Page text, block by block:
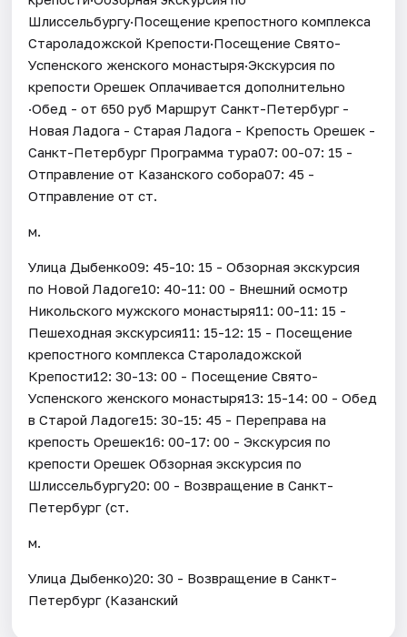
Шлиссельбургу·Посещение крепостного комплекса
Староладожской Крепости·Посещение Свято-
Успенского женского монастыря·Экскурсия по
крепости Орешек Оплачивается дополнительно
·Обед - от 650 руб Маршрут Санкт-Петербург -
Новая Ладога - Старая Ладога - Крепость Орешек -
Санкт-Петербург Программа тура07: 00-07: 15 -
Отправление от Казанского собора07: 45 -
Отправление от ст.
м.
Улица Дыбенко09: 45-10: 15 - Обзорная экскурсия
по Новой Ладоге10: 40-11: 00 - Внешний осмотр
Никольского мужского монастыря11: 00-11: 15 -
Пешеходная экскурсия11: 15-12: 15 - Посещение
крепостного комплекса Староладожской
Крепости12: 30-13: 00 - Посещение Свято-
Успенского женского монастыря13: 15-14: 00 - Обед
в Старой Ладоге15: 30-15: 45 - Переправа на
крепость Орешек16: 00-17: 00 - Экскурсия по
крепости Орешек Обзорная экскурсия по
Шлиссельбургу20: 00 - Возвращение в Санкт-
Петербург (ст.
м.
Улица Дыбенко)20: 30 - Возвращение в Санкт-
Петербург (Казанский